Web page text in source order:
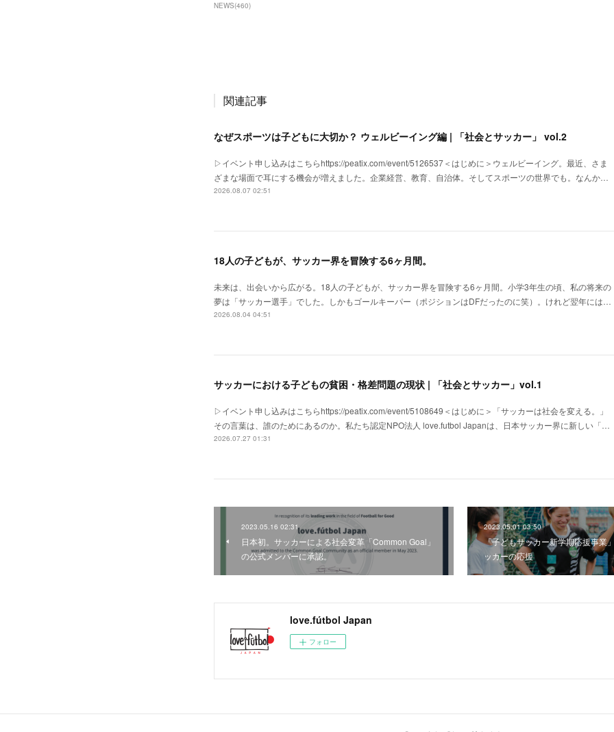
NEWS(460)
関連記事
なぜスポーツは子どもに大切か？ ウェルビーイング編 | 「社会とサッカー」 vol.2
▷イベント申し込みはこちらhttps://peatix.com/event/5126537＜はじめに＞ウェルビーイング。最近、さま
ざまな場面で耳にする機会が増えました。企業経営、教育、自治体。そしてスポーツの世界でも。なんか…
2026.08.07 02:51
18人の子どもが、サッカー界を冒険する6ヶ月間。
未来は、出会いから広がる。18人の子どもが、サッカー界を冒険する6ヶ月間。小学3年生の頃、私の将来の
夢は「サッカー選手」でした。しかもゴールキーパー（ポジションはDFだったのに笑）。けれど翌年には…
2026.08.04 04:51
サッカーにおける子どもの貧困・格差問題の現状 | 「社会とサッカー」vol.1
▷イベント申し込みはこちらhttps://peatix.com/event/5108649＜はじめに＞「サッカーは社会を変える。」
その言葉は、誰のためにあるのか。私たち認定NPO法人 love.futbol Japanは、日本サッカー界に新しい「…
2026.07.27 01:31
2023.05.16 02:31
日本初。サッカーによる社会変革「Common Goal」
の公式メンバーに承認。
2023.05.01 03:50
「子どもサッカー新学期応援事業
ッカーの応援
love.fútbol Japan
フォロー